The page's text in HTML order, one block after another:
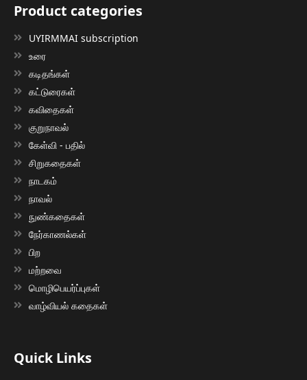
Product categories
UYIRMMAI subscription
உரை
கடிதங்கள்
கட்டுரைகள்
கவிதைகள்
குறுநாவல்
கேள்வி - பதில்
சிறுகதைகள்
நாடகம்
நாவல்
நுண்கதைகள்
நேர்காணல்கள்
பிற
மற்றவை
மொழிபெயர்ப்புகள்
வாழ்வியல் கதைகள்
Quick Links